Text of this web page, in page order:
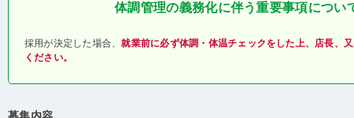
体調管理の義務化に伴う重要事項につい
採用が決定した場合、就業前に必ず体調・体温チェックをした上、店長、
ください。